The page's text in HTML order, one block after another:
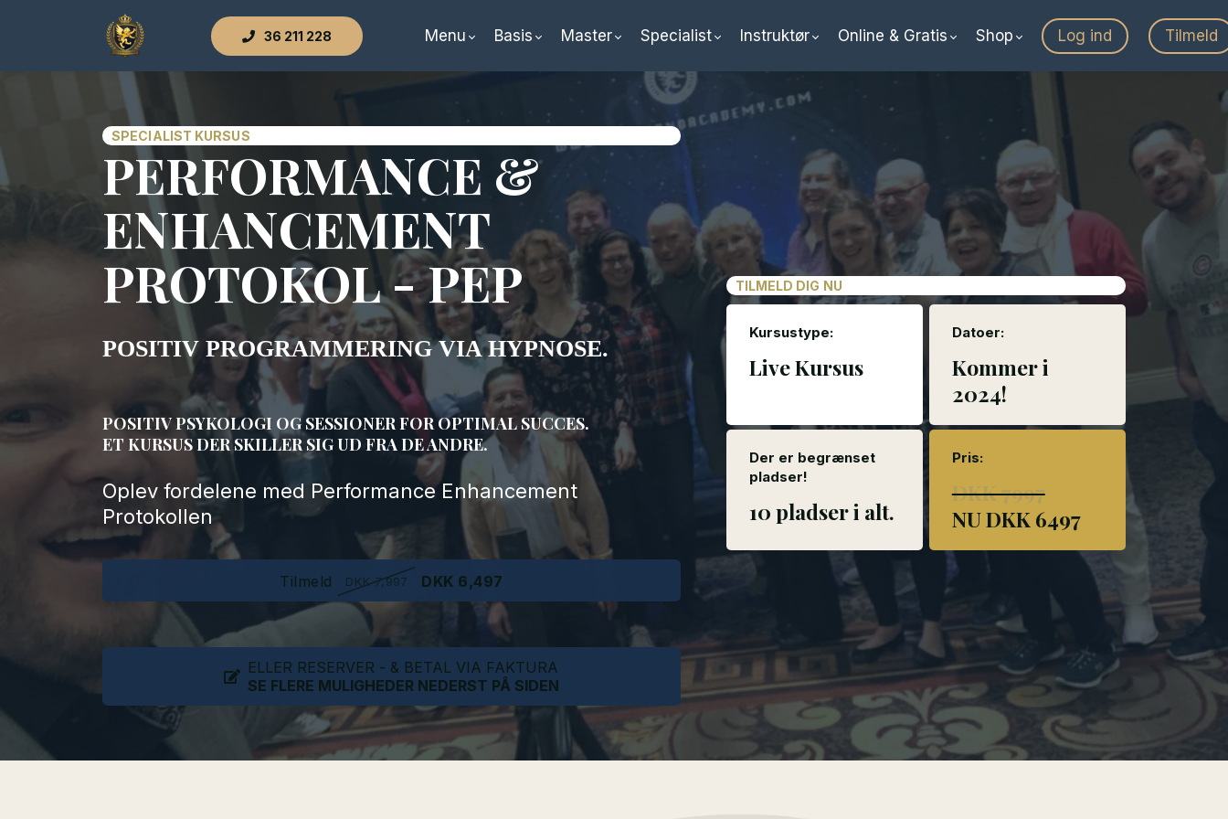
36 211 228 Menu Basis Master Specialist Instruktør Online & Gratis Shop Log ind Tilmeld
SPECIALIST KURSUS
PERFORMANCE &
ENHANCEMENT
PROTOKOL - PEP
POSITIV PROGRAMMERING VIA HYPNOSE.
POSITIV PSYKOLOGI OG SESSIONER FOR OPTIMAL SUCCES.
ET KURSUS DER SKILLER SIG UD FRA DE ANDRE.
Oplev fordelene med Performance Enhancement
Protokollen
Tilmeld DKK 7,997 DKK 6,497
ELLER RESERVER - & BETAL VIA FAKTURA
SE FLERE MULIGHEDER NEDERST PÅ SIDEN
TILMELD DIG NU
Kursustype:
Live Kursus
Datoer:
Kommer i
2024!
Der er begrænset
pladser!
10 pladser i alt.
Pris:
DKK 7997
NU DKK 6497